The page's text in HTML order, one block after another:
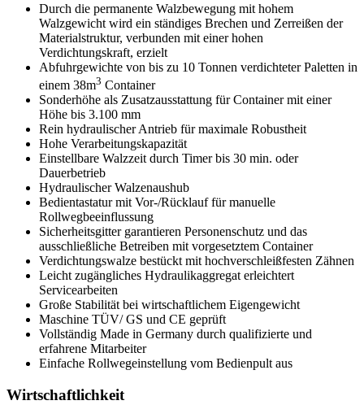
Durch die permanente Walzbewegung mit hohem
Walzgewicht wird ein ständiges Brechen und Zerreißen der
Materialstruktur, verbunden mit einer hohen
Verdichtungskraft, erzielt
Abfuhrgewichte von bis zu 10 Tonnen verdichteter Paletten in
einem 38m3 Container
Sonderhöhe als Zusatzausstattung für Container mit einer
Höhe bis 3.100 mm
Rein hydraulischer Antrieb für maximale Robustheit
Hohe Verarbeitungskapazität
Einstellbare Walzzeit durch Timer bis 30 min. oder
Dauerbetrieb
Hydraulischer Walzenaushub
Bedientastatur mit Vor-/Rücklauf für manuelle
Rollwegbeeinflussung
Sicherheitsgitter garantieren Personenschutz und das
ausschließliche Betreiben mit vorgesetztem Container
Verdichtungswalze bestückt mit hochverschleißfesten Zähnen
Leicht zugängliches Hydraulikaggregat erleichtert
Servicearbeiten
Große Stabilität bei wirtschaftlichem Eigengewicht
Maschine TÜV/ GS und CE geprüft
Vollständig Made in Germany durch qualifizierte und
erfahrene Mitarbeiter
Einfache Rollwegeinstellung vom Bedienpult aus
Wirtschaftlichkeit